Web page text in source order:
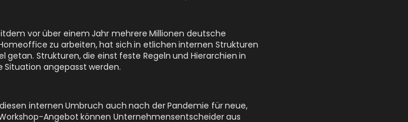
vor über einem Jahr mehrere Millionen deutsche
zu arbeiten, hat sich in etlichen internen Strukturen
Strukturen, die einst feste Regeln und Hierarchien in
angepasst werden.
internen Umbruch auch nach der Pandemie für neue,
Angebot können Unternehmensentscheider aus